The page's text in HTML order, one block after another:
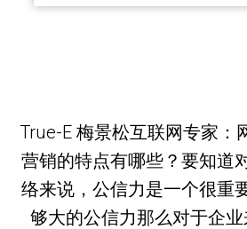
True-E 梅景松互联网专家：
营销的特点有哪些？要知道
络来说，公信力是一个很重
够大的公信力那么对于企